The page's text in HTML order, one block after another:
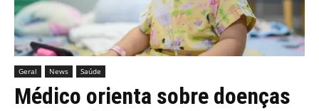
Geral News Saúde
Médico orienta sobre doenças